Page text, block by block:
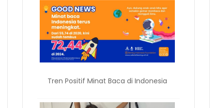
Tren Positif Minat Baca di Indonesia